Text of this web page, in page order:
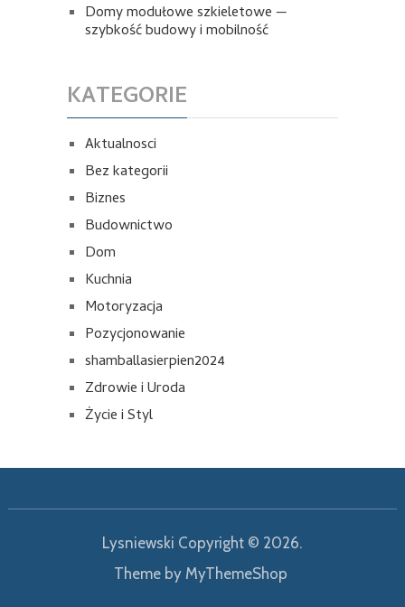
Domy modułowe szkieletowe —
szybkość budowy i mobilność
KATEGORIE
Aktualnosci
Bez kategorii
Biznes
Budownictwo
Dom
Kuchnia
Motoryzacja
Pozycjonowanie
shamballasierpien2024
Zdrowie i Uroda
Życie i Styl
Lysniewski Copyright © 2026.
Theme by MyThemeShop